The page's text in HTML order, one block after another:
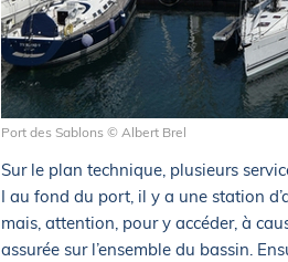
Port des Sablons © Albert Brel
Sur le plan technique, plusieurs
I au fond du port, il y a une station
mais, attention, pour y accéder, à
assurée sur l’ensemble du bassin.